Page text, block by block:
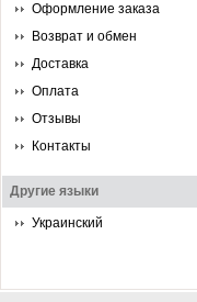
Оформление заказа
Возврат и обмен
Доставка
Оплата
Отзывы
Контакты
Другие языки
Украинский